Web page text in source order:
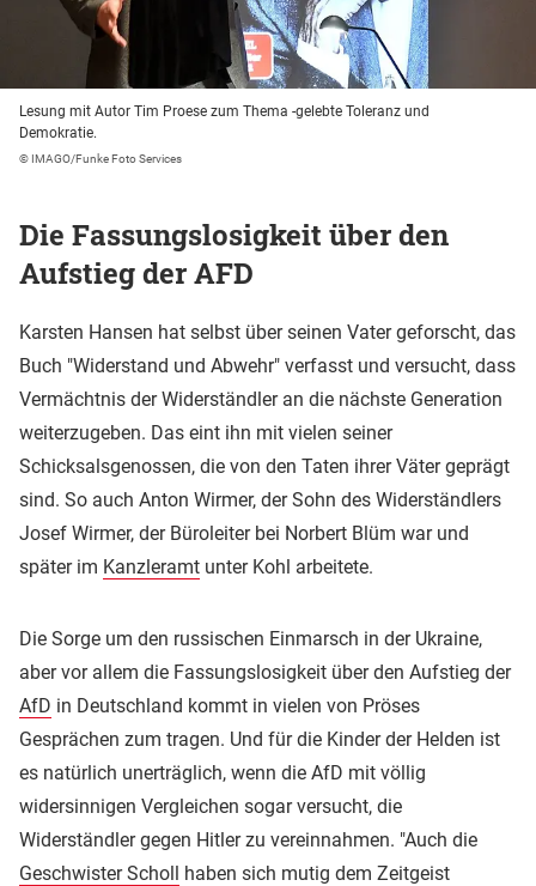
Lesung mit Autor Tim Proese zum Thema -gelebte Toleranz und
Demokratie.
© IMAGO/Funke Foto Services
Die Fassungslosigkeit über den
Aufstieg der AFD
Karsten Hansen hat selbst über seinen Vater geforscht, das
Buch "Widerstand und Abwehr" verfasst und versucht, dass
Vermächtnis der Widerständler an die nächste Generation
weiterzugeben. Das eint ihn mit vielen seiner
Schicksalsgenossen, die von den Taten ihrer Väter geprägt
sind. So auch Anton Wirmer, der Sohn des Widerständlers
Josef Wirmer, der Büroleiter bei Norbert Blüm war und
später im Kanzleramt unter Kohl arbeitete.
Die Sorge um den russischen Einmarsch in der Ukraine,
aber vor allem die Fassungslosigkeit über den Aufstieg der
AfD in Deutschland kommt in vielen von Pröses
Gesprächen zum tragen. Und für die Kinder der Helden ist
es natürlich unerträglich, wenn die AfD mit völlig
widersinnigen Vergleichen sogar versucht, die
Widerständler gegen Hitler zu vereinnahmen. "Auch die
Geschwister Scholl haben sich mutig dem Zeitgeist